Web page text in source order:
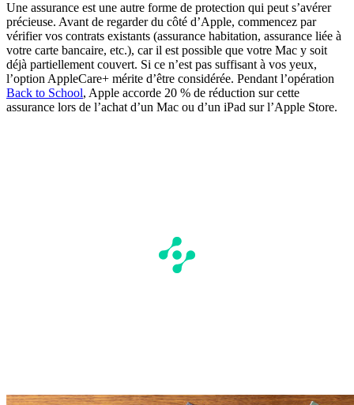
Une assurance est une autre forme de protection qui peut s’avérer
précieuse. Avant de regarder du côté d’Apple, commencez par
vérifier vos contrats existants (assurance habitation, assurance liée à
votre carte bancaire, etc.), car il est possible que votre Mac y soit
déjà partiellement couvert. Si ce n’est pas suffisant à vos yeux,
l’option AppleCare+ mérite d’être considérée. Pendant l’opération
Back to School, Apple accorde 20 % de réduction sur cette
assurance lors de l’achat d’un Mac ou d’un iPad sur l’Apple Store.